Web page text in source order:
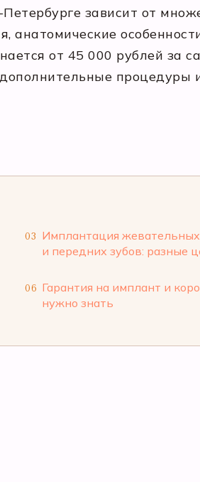
зависит от
анатомические
от 45 000 рублей за
процедуры
03
Имплантация жевательных
и передних зубов: разные
06 Гарантия на имплант и
нужно знать